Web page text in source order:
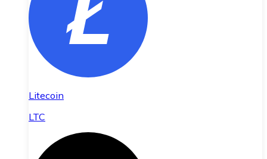
Litecoin
LTC